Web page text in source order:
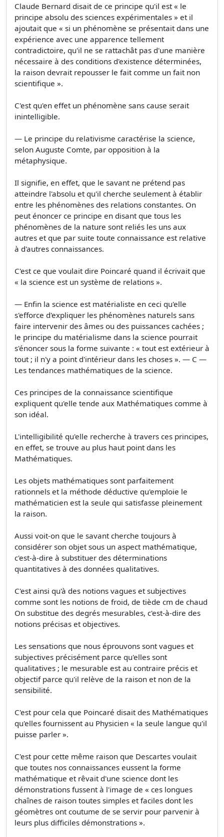
Claude Bernard disait de ce principe qu'il est « le
principe absolu des sciences expérimentales » et il
ajoutait que « si un phénomène se présentait dans une
expérience avec une apparence tellement
contradictoire, qu'il ne se rattachât pas d'une manière
nécessaire à des conditions d'existence déterminées,
la raison devrait repousser le fait comme un fait non
scientifique ».
C'est qu'en effet un phénomène sans cause serait
inintelligible.
— Le principe du relativisme caractérise la science,
selon Auguste Comte, par opposition à la
métaphysique.
Il signifie, en effet, que le savant ne prétend pas
atteindre l'absolu et qu'il cherche seulement à établir
entre les phénomènes des relations constantes. On
peut énoncer ce principe en disant que tous les
phénomènes de la nature sont reliés les uns aux
autres et que par suite toute connaissance est relative
à d'autres connaissances.
C'est ce que voulait dire Poincaré quand il écrivait que
« la science est un système de relations ».
— Enfin la science est matérialiste en ceci qu'elle
s'efforce d'expliquer les phénomènes naturels sans
faire intervenir des âmes ou des puissances cachées ;
le principe du matérialisme dans la science pourrait
s'énoncer sous la forme suivante : « tout est extérieur à
tout ; il n'y a point d'intérieur dans les choses ». — C —
Les tendances mathématiques de la science.
Ces principes de la connaissance scientifique
expliquent qu'elle tende aux Mathématiques comme à
son idéal.
L'intelligibilité qu'elle recherche à travers ces principes,
en effet, se trouve au plus haut point dans les
Mathématiques.
Les objets mathématiques sont parfaitement
rationnels et la méthode déductive qu'emploie le
mathématicien est la seule qui satisfasse pleinement
la raison.
Aussi voit-on que le savant cherche toujours à
considérer son objet sous un aspect mathématique,
c'est-à-dire à substituer des déterminations
quantitatives à des données qualitatives.
C'est ainsi qu'à des notions vagues et subjectives
comme sont les notions de froid, de tiède cm de chaud
On substitue des degrés mesurables, c'est-à-dire des
notions précisas et objectives.
Les sensations que nous éprouvons sont vagues et
subjectives précisément parce qu'elles sont
qualitatives ; le mesurable est au contraire précis et
objectif parce qu'il relève de la raison et non de la
sensibilité.
C'est pour cela que Poincaré disait des Mathématiques
qu'elles fournissent au Physicien « la seule langue qu'il
puisse parler ».
C'est pour cette même raison que Descartes voulait
que toutes nos connaissances eussent la forme
mathématique et rêvait d'une science dont les
démonstrations fussent à l'image de « ces longues
chaînes de raison toutes simples et faciles dont les
géomètres ont coutume de se servir pour parvenir à
leurs plus difficiles démonstrations ».